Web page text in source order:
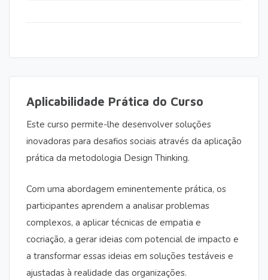
Aplicabilidade Prática do Curso
Este curso permite-lhe desenvolver soluções
inovadoras para desafios sociais através da aplicação
prática da metodologia Design Thinking.
Com uma abordagem eminentemente prática, os
participantes aprendem a analisar problemas
complexos, a aplicar técnicas de empatia e
cocriação, a gerar ideias com potencial de impacto e
a transformar essas ideias em soluções testáveis e
ajustadas à realidade das organizações.